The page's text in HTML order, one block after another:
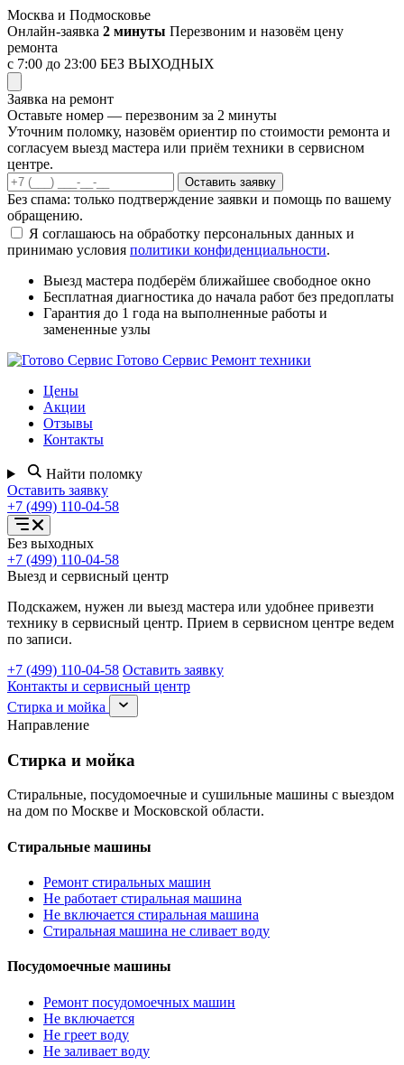
Перейти
к
содержимому
Москва и Подмосковье
Онлайн-заявка 2 минуты Перезвоним и назовём цену
ремонта
с 7:00 до 23:00 БЕЗ ВЫХОДНЫХ
Заявка на ремонт
Оставьте номер — перезвоним за 2 минуты
Уточним поломку, назовём ориентир по стоимости ремонта и
согласуем выезд мастера или приём техники в сервисном
центре.
Оставить заявку
Без спама: только подтверждение заявки и помощь по вашему
обращению.
Я соглашаюсь на обработку персональных данных и
принимаю условия политики конфиденциальности.
Выезд мастера подберём ближайшее свободное окно
Бесплатная диагностика до начала работ без предоплаты
Гарантия до 1 года на выполненные работы и
замененные узлы
Готово Сервис Ремонт техники
Цены
Акции
Отзывы
Контакты
Найти поломку
Оставить заявку
+7 (499) 110-04-58
Открыть
меню
услуг
Без выходных
+7 (499) 110-04-58
Выезд и сервисный центр
Подскажем, нужен ли выезд мастера или удобнее привезти
технику в сервисный центр. Прием в сервисном центре ведем
по записи.
+7 (499) 110-04-58 Оставить заявку
Контакты и сервисный центр
Стирка и мойка
Раскрыть
раздел
мойка
Направление
Стирка и мойка
Стиральные, посудомоечные и сушильные машины с выездом
на дом по Москве и Московской области.
Стиральные машины
Ремонт стиральных машин
Не работает стиральная машина
Не включается стиральная машина
Стиральная машина не сливает воду
Посудомоечные машины
Ремонт посудомоечных машин
Не включается
Не греет воду
Не заливает воду